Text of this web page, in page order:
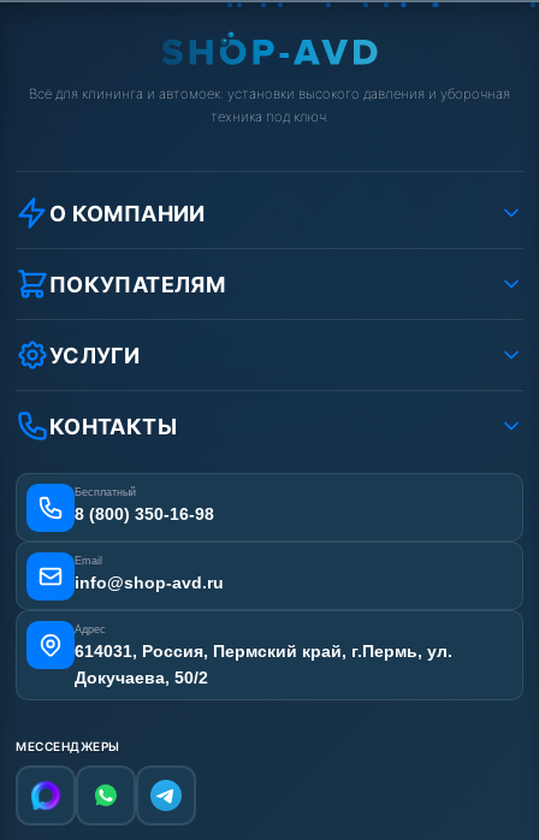
Всё для клининга и автомоек: установки высокого давления и уборочная
техника под ключ.
О КОМПАНИИ
О компании
Реквизиты ООО «Шоп АВД»
Условия соглашения
Вакансии
Статьи
ПОКУПАТЕЛЯМ
Как заказать?
Оплата
Лизинг
Получить скидку
УСЛУГИ
Ремонт АВД
Сертификаты
Отзывы наших клиентов
Карта сайта
КОНТАКТЫ
Бесплатный
8 (800) 350-16-98
Email
info@shop-avd.ru
Адрес
614031, Россия, Пермский край, г.Пермь, ул.
Докучаева, 50/2
МЕССЕНДЖЕРЫ